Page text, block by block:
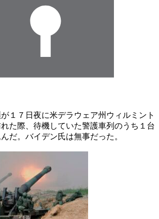
１７日夜に米デラウェア州ウィルミント
た際、待機していた警護車列のうち１台
だ。バイデン氏は無事だった。